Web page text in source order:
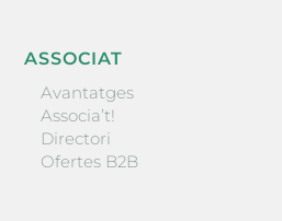
ASSOCIAT
Avantatges
Associa’t!
Directori
Ofertes B2B